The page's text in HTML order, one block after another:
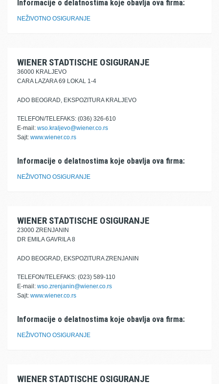
Informacije o delatnostima koje obavlja ova firma:
NEŽIVOTNO OSIGURANJE
WIENER STADTISCHE OSIGURANJE
36000 KRALJEVO
CARA LAZARA 69 LOKAL 1-4
ADO BEOGRAD, EKSPOZITURA KRALJEVO
TELEFON/TELEFAKS: (036) 326-610
E-mail: wso.kraljevo@wiener.co.rs
Sajt: www.wiener.co.rs
Informacije o delatnostima koje obavlja ova firma:
NEŽIVOTNO OSIGURANJE
WIENER STADTISCHE OSIGURANJE
23000 ZRENJANIN
DR EMILA GAVRILA 8
ADO BEOGRAD, EKSPOZITURA ZRENJANIN
TELEFON/TELEFAKS: (023) 589-110
E-mail: wso.zrenjanin@wiener.co.rs
Sajt: www.wiener.co.rs
Informacije o delatnostima koje obavlja ova firma:
NEŽIVOTNO OSIGURANJE
WIENER STADTISCHE OSIGURANJE